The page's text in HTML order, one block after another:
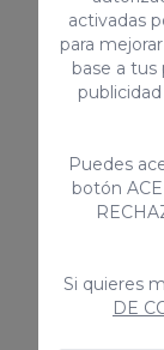
Desde
activadas
para
base a tus
Puedes
botón
Si quieres
DE